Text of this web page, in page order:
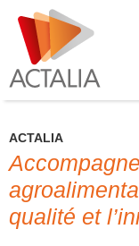
ACTALIA
qualité et